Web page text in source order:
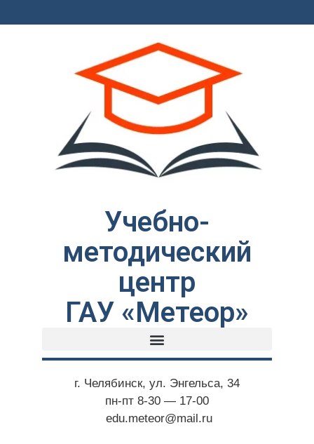
Учебно-
методический
центр
ГАУ «Метеор»
г. Челябинск, ул. Энгельса, 34
пн-пт 8-30 — 17-00
edu.meteor@mail.ru